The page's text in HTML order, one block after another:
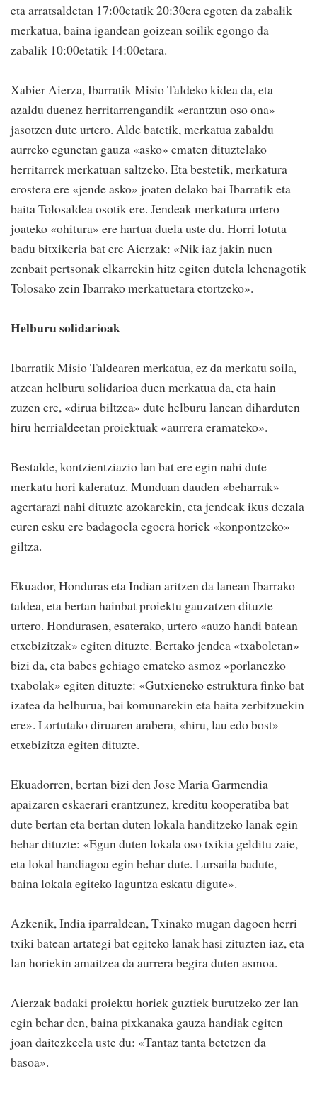
eta arratsaldetan 17:00etatik 20:30era egoten da zabalik
merkatua, baina igandean goizean soilik egongo da
zabalik 10:00etatik 14:00etara.
Xabier Aierza, Ibarratik Misio Taldeko kidea da, eta
azaldu duenez herritarrengandik «erantzun oso ona»
jasotzen dute urtero. Alde batetik, merkatua zabaldu
aurreko egunetan gauza «asko» ematen dituztelako
herritarrek merkatuan saltzeko. Eta bestetik, merkatura
erostera ere «jende asko» joaten delako bai Ibarratik eta
baita Tolosaldea osotik ere. Jendeak merkatura urtero
joateko «ohitura» ere hartua duela uste du. Horri lotuta
badu bitxikeria bat ere Aierzak: «Nik iaz jakin nuen
zenbait pertsonak elkarrekin hitz egiten dutela lehenagotik
Tolosako zein Ibarrako merkatuetara etortzeko».
Helburu solidarioak
Ibarratik Misio Taldearen merkatua, ez da merkatu soila,
atzean helburu solidarioa duen merkatua da, eta hain
zuzen ere, «dirua biltzea» dute helburu lanean diharduten
hiru herrialdeetan proiektuak «aurrera eramateko».
Bestalde, kontzientziazio lan bat ere egin nahi dute
merkatu hori kaleratuz. Munduan dauden «beharrak»
agertarazi nahi dituzte azokarekin, eta jendeak ikus dezala
euren esku ere badagoela egoera horiek «konpontzeko»
giltza.
Ekuador, Honduras eta Indian aritzen da lanean Ibarrako
taldea, eta bertan hainbat proiektu gauzatzen dituzte
urtero. Hondurasen, esaterako, urtero «auzo handi batean
etxebizitzak» egiten dituzte. Bertako jendea «txaboletan»
bizi da, eta babes gehiago emateko asmoz «porlanezko
txabolak» egiten dituzte: «Gutxieneko estruktura finko bat
izatea da helburua, bai komunarekin eta baita zerbitzuekin
ere». Lortutako diruaren arabera, «hiru, lau edo bost»
etxebizitza egiten dituzte.
Ekuadorren, bertan bizi den Jose Maria Garmendia
apaizaren eskaerari erantzunez, kreditu kooperatiba bat
dute bertan eta bertan duten lokala handitzeko lanak egin
behar dituzte: «Egun duten lokala oso txikia gelditu zaie,
eta lokal handiagoa egin behar dute. Lursaila badute,
baina lokala egiteko laguntza eskatu digute».
Azkenik, India iparraldean, Txinako mugan dagoen herri
txiki batean artategi bat egiteko lanak hasi zituzten iaz, eta
lan horiekin amaitzea da aurrera begira duten asmoa.
Aierzak badaki proiektu horiek guztiek burutzeko zer lan
egin behar den, baina pixkanaka gauza handiak egiten
joan daitezkeela uste du: «Tantaz tanta betetzen da
basoa».